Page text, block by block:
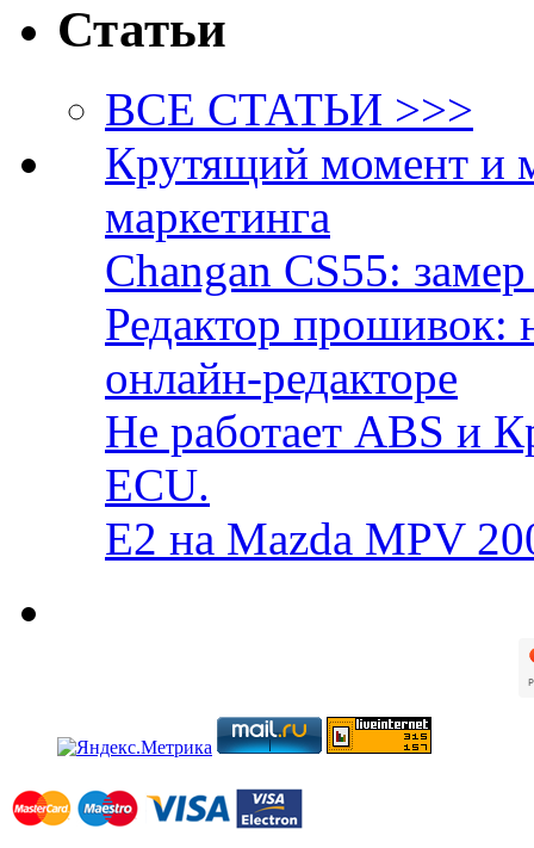
Статьи
ВСЕ СТАТЬИ >>>
Крутящий момент и
маркетинга
Changan CS55:
Редактор прошивок:
онлайн-редакторе
Не работает ABS и
ECU.
E2 на Mazda MPV